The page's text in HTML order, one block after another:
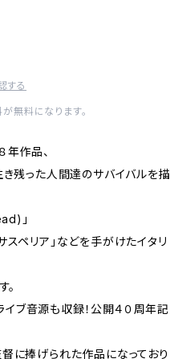
する
無料になります。
年作品、
残った人間達のサバイバルを描
」
スペリア」などを手がけたイタリ
ブ音源も収録！公開４０周年記
督に捧げられた作品になっており